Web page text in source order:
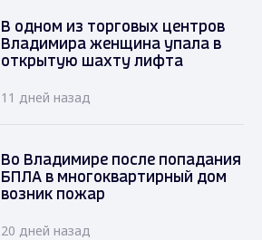
В одном из торговых центров
Владимира женщина упала в
открытую шахту лифта
11 дней назад
Во Владимире после попадания
БПЛА в многоквартирный дом
возник пожар
20 дней назад